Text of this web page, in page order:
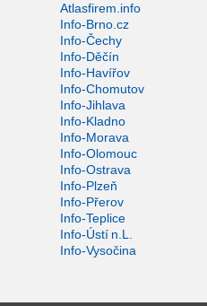
Atlasfirem.info
Info-Brno.cz
Info-Čechy
Info-Děčín
Info-Havířov
Info-Chomutov
Info-Jihlava
Info-Kladno
Info-Morava
Info-Olomouc
Info-Ostrava
Info-Plzeň
Info-Přerov
Info-Teplice
Info-Ústí n.L.
Info-Vysočina